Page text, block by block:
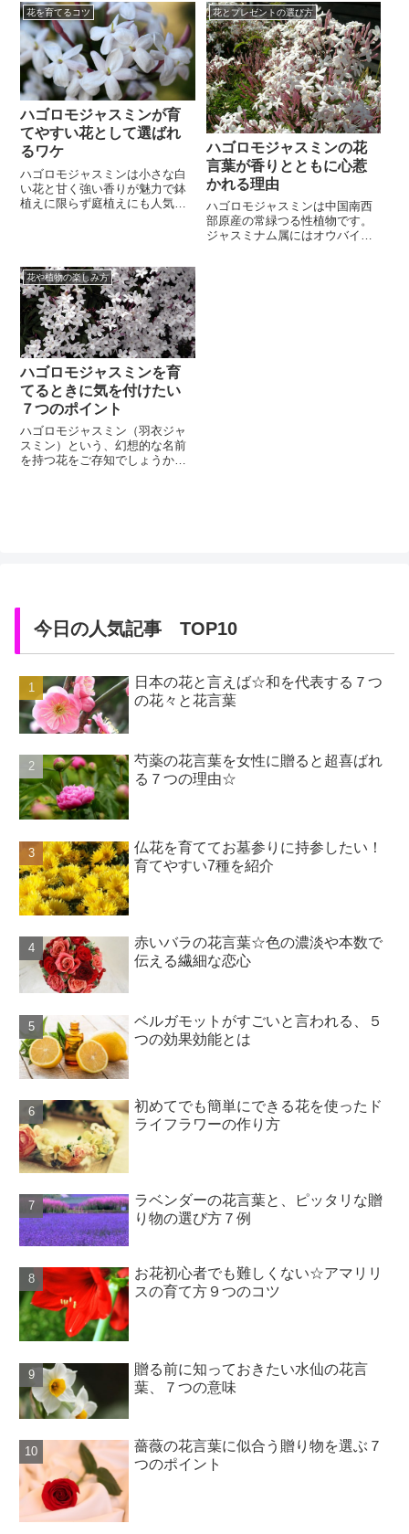
花を育てるコツ
ハゴロモジャスミンが育
てやすい花として選ばれ
るワケ
ハゴロモジャスミンは小さな白
い花と甘く強い香りが魅力で鉢
植えに限らず庭植えにも人気の
スミンがただ良い匂いをさせる
ために植えられているのではな
く、育てやすい植物でもあるか
ら。生育旺盛なハゴロモジャス
ミンはあれ...
花とプレゼントの選び方
ハゴロモジャスミンの花
言葉が香りとともに心惹
かれる理由
ハゴロモジャスミンは中国南西
部原産の常緑つる性植物です。
ジャスミナム属にはオウバイや
花や植物の楽しみ方
ハゴロモジャスミンを育
てるときに気を付けたい
７つのポイント
ハゴロモジャスミン（羽衣ジャ
スミン）という、幻想的な名前
を持つ花をご存知でしょうか。
今日の人気記事 TOP10
日本の花と言えば☆和を代表する７つ
の花々と花言葉
芍薬の花言葉を女性に贈ると超喜ばれ
る７つの理由☆
仏花を育ててお墓参りに持参したい！
育てやすい7種を紹介
赤いバラの花言葉☆色の濃淡や本数で
伝える繊細な恋心
ベルガモットがすごいと言われる、５
つの効果効能とは
初めてでも簡単にできる花を使ったド
ライフラワーの作り方
ラベンダーの花言葉と、ピッタリな贈
り物の選び方７例
お花初心者でも難しくない☆アマリリ
スの育て方９つのコツ
贈る前に知っておきたい水仙の花言
葉、７つの意味
薔薇の花言葉に似合う贈り物を選ぶ７
つのポイント